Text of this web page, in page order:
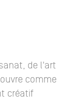
de l'art
comme
créatif